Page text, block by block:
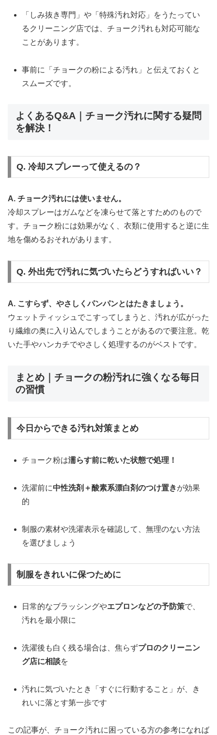
「しみ抜き専門」や「特殊汚れ対応」をうたってい
るクリーニング店では、チョーク汚れも対応可能な
ことがあります。
事前に「チョークの粉による汚れ」と伝えておくと
スムーズです。
よくあるQ&A｜チョーク汚れに関する疑問
を解決！
Q. 冷却スプレーって使えるの？
A. チョーク汚れには使いません。
冷却スプレーはガムなどを凍らせて落とすためのもので
す。チョーク粉には効果がなく、衣類に使用すると逆に生
地を傷めるおそれがあります。
Q. 外出先で汚れに気づいたらどうすればいい？
A. こすらず、やさしくパンパンとはたきましょう。
ウェットティッシュでこすってしまうと、汚れが広がった
り繊維の奥に入り込んでしまうことがあるので要注意。乾
いた手やハンカチでやさしく処理するのがベストです。
まとめ｜チョークの粉汚れに強くなる毎日
の習慣
今日からできる汚れ対策まとめ
チョーク粉は濡らす前に乾いた状態で処理！
洗濯前に中性洗剤＋酸素系漂白剤のつけ置きが効果
的
制服の素材や洗濯表示を確認して、無理のない方法
を選びましょう
制服をきれいに保つために
日常的なブラッシングやエプロンなどの予防策で、
汚れを最小限に
洗濯後も白く残る場合は、焦らずプロのクリーニン
グ店に相談を
汚れに気づいたとき「すぐに行動すること」が、き
れいに落とす第一歩です
この記事が、チョーク汚れに困っている方の参考になれば